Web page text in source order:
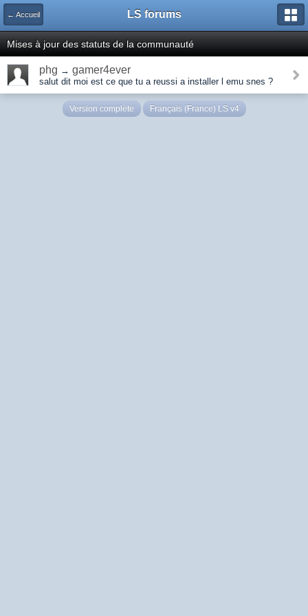
← Accueil LS forums
Mises à jour des statuts de la communauté
phg → gamer4ever
salut dit moi est ce que tu a reussi a installer l emu snes ?
Version complète Français (France) LS v4